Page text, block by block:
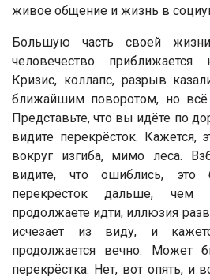
живое общение и жизнь в
Большую часть своей
человечество
Кризис, коллапс, разрыв
ближайшим поворотом, но всё
Представьте, что вы идёте по
видите перекрёсток. Кажется,
вокруг изгиба, мимо леса.
видите, что ошиблись,
перекрёсток дальше,
продолжаете идти, иллюзия
исчезает из виду, и
продолжается вечно. Может
перекрёстка. Нет, вот опять, и